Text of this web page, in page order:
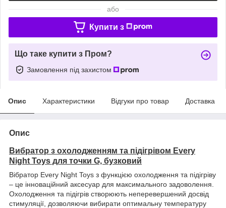
або
Купити з
Що таке купити з Пром?
Замовлення під захистом
Опис Характеристики Відгуки про товар Доставка
Опис
Вибратор з охолодженням та підігрівом Every
Night Toys для точки G, бузковий
Вібратор Every Night Toys з функцією охолодження та підігріву
– це інноваційний аксесуар для максимального задоволення.
Охолодження та підігрів створюють неперевершений досвід
стимуляції, дозволяючи вибирати оптимальну температуру